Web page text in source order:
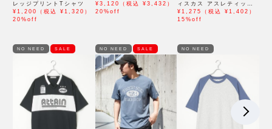
レッジプリントTシャツ
¥1,200（税込 ¥1,320）
20%off
¥3,120（税込 ¥3,432）
20%off
ィスカス アスレティック
カレッジプリントTシャツ
1
¥1,275（税込 ¥1,402）
15%off
NO NEED SALE NO NEED SALE NO NEED